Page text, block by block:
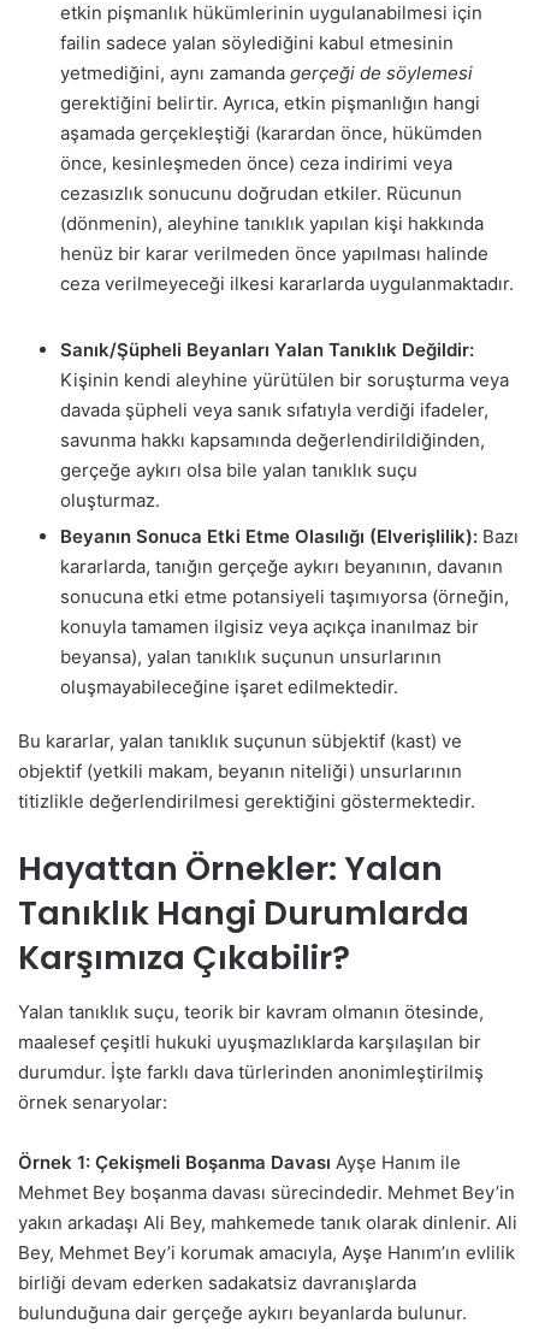
etkin pişmanlık hükümlerinin uygulanabilmesi için
failin sadece yalan söylediğini kabul etmesinin
yetmediğini, aynı zamanda gerçeği de söylemesi
gerektiğini belirtir. Ayrıca, etkin pişmanlığın hangi
aşamada gerçekleştiği (karardan önce, hükümden
önce, kesinleşmeden önce) ceza indirimi veya
cezasızlık sonucunu doğrudan etkiler. Rücunun
(dönmenin), aleyhine tanıklık yapılan kişi hakkında
henüz bir karar verilmeden önce yapılması halinde
ceza verilmeyeceği ilkesi kararlarda uygulanmaktadır.
Sanık/Şüpheli Beyanları Yalan Tanıklık Değildir:
Kişinin kendi aleyhine yürütülen bir soruşturma veya
davada şüpheli veya sanık sıfatıyla verdiği ifadeler,
savunma hakkı kapsamında değerlendirildiğinden,
gerçeğe aykırı olsa bile yalan tanıklık suçu
oluşturmaz.
Beyanın Sonuca Etki Etme Olasılığı (Elverişlilik): Bazı
kararlarda, tanığın gerçeğe aykırı beyanının, davanın
sonucuna etki etme potansiyeli taşımıyorsa (örneğin,
konuyla tamamen ilgisiz veya açıkça inanılmaz bir
beyansa), yalan tanıklık suçunun unsurlarının
oluşmayabileceğine işaret edilmektedir.
Bu kararlar, yalan tanıklık suçunun sübjektif (kast) ve
objektif (yetkili makam, beyanın niteliği) unsurlarının
titizlikle değerlendirilmesi gerektiğini göstermektedir.
Hayattan Örnekler: Yalan
Tanıklık Hangi Durumlarda
Karşımıza Çıkabilir?
Yalan tanıklık suçu, teorik bir kavram olmanın ötesinde,
maalesef çeşitli hukuki uyuşmazlıklarda karşılaşılan bir
durumdur. İşte farklı dava türlerinden anonimleştirilmiş
örnek senaryolar:
Örnek 1: Çekişmeli Boşanma Davası Ayşe Hanım ile
Mehmet Bey boşanma davası sürecindedir. Mehmet Bey’in
yakın arkadaşı Ali Bey, mahkemede tanık olarak dinlenir. Ali
Bey, Mehmet Bey’i korumak amacıyla, Ayşe Hanım’ın evlilik
birliği devam ederken sadakatsiz davranışlarda
bulunduğuna dair gerçeğe aykırı beyanlarda bulunur.